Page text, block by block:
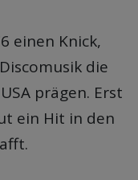
einen Knick,
die
prägen. Erst
ein Hit in den